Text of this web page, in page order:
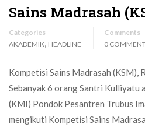
Sains Madrasah
Categories
AKADEMIK, HEADLINE
Comments
0
Kompetisi Sains Madrasah (KSM),
Sebanyak 6 orang Santri Kulliyatu
(KMI) Pondok Pesantren Trubus
mengikuti Kompetisi Sains